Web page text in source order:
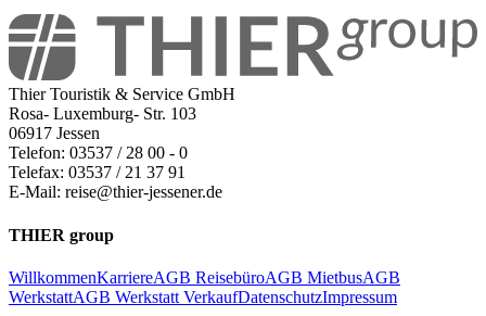
Thier Touristik & Service GmbH
Rosa- Luxemburg- Str. 103
06917 Jessen
Telefon: 03537 / 28 00 - 0
Telefax: 03537 / 21 37 91
E-Mail: reise@thier-jessener.de
THIER group
WillkommenKarriereAGB ReisebüroAGB MietbusAGB
WerkstattAGB Werkstatt VerkaufDatenschutzImpressum